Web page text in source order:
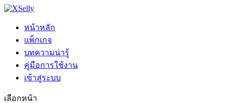
หน้าหลัก
แพ็กเกจ
บทความน่ารู้
คู่มือการใช้งาน
เข้าสู่ระบบ
เลือกหน้า